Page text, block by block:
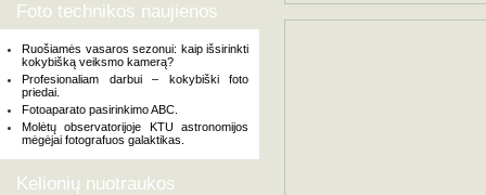
Foto technikos naujienos
Ruošiamės vasaros sezonui: kaip išsirinkti
kokybišką veiksmo kamerą?
Profesionaliam darbui – kokybiški foto
priedai.
Fotoaparato pasirinkimo ABC.
Molėtų observatorijoje KTU astronomijos
mėgėjai fotografuos galaktikas.
Kelionių nuotraukos